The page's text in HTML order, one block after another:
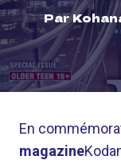
Par
En
magazine